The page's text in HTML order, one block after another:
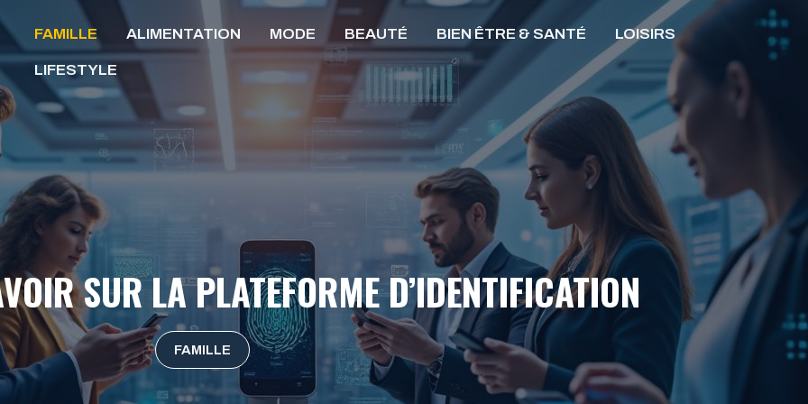
FAMILLE ALIMENTATION MODE BEAUTÉ BIEN ÊTRE & SANTÉ LOISIRS
LIFESTYLE
SUR LA PLATEFORME D’IDENTIFICATION
FAMILLE